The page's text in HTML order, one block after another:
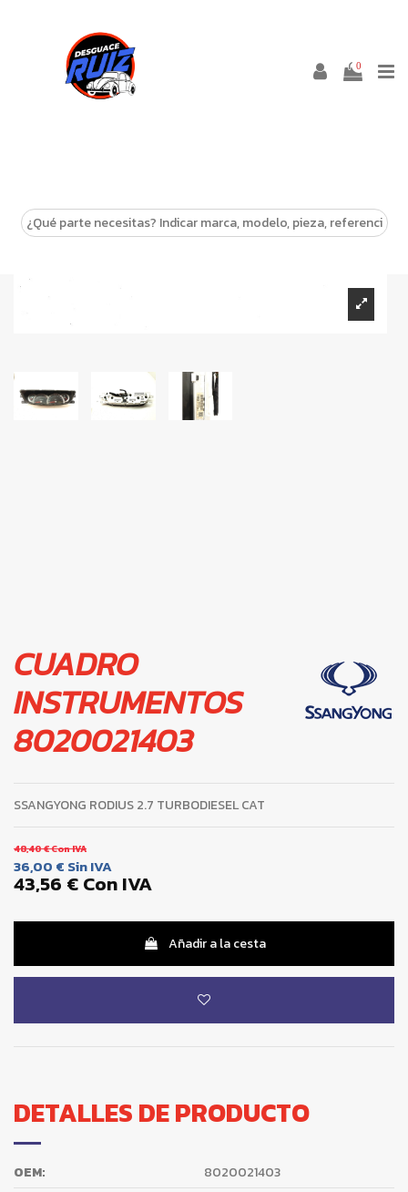
0
CUADRO
INSTRUMENTOS
8020021403
SSANGYONG RODIUS 2.7 TURBODIESEL CAT
48,40 €Con IVA
36,00 € Sin IVA
43,56 €Con IVA
Añadir a la cesta
DETALLES DE PRODUCTO
OEM:
8020021403